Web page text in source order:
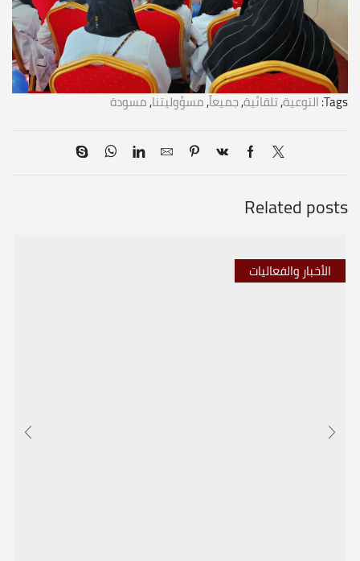
Tags: التوعية,تلقائية,جميعاً,مسؤوليتنا,مسودة
Related posts
الأخبار والفعاليات